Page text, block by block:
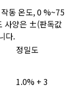
동 온도, 0 %~75
사양은 ±(판독값
다.
정밀도
1.0% + 3